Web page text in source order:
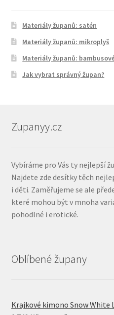
Materiály županů: satén
Materiály županů: mikroplyš
Materiály županů:
Jak vybrat správný župan?
Zupanyy.cz
Vybíráme pro Vás ty nejlepší
Najdete zde desítky těch
i děti. Zaměřujeme se ale
které mohou být v mnoha
pohodlné i erotické.
Oblíbené župany
Krajkové kimono Snow White